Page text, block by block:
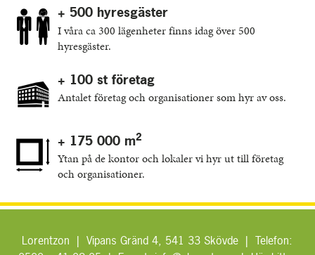
+ 500 hyresgäster
I våra ca 300 lägenheter finns idag över 500
hyresgäster.
+ 100 st företag
Antalet företag och organisationer som hyr av oss.
+ 175 000 m2
Ytan på de kontor och lokaler vi hyr ut till företag
och organisationer.
Lorentzon | Vipans Gränd 4, 541 33 Skövde | Telefon: